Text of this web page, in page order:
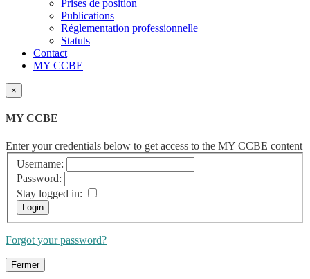
Prises de position
Publications
Réglementation professionnelle
Statuts
Contact
MY CCBE
×
MY CCBE
Enter your credentials below to get access to the MY CCBE content
Username:
Password:
Stay logged in:
Forgot your password?
Fermer